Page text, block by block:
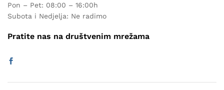
Pon – Pet: 08:00 – 16:00h
Subota i Nedjelja: Ne radimo
Pratite nas na društvenim mrežama